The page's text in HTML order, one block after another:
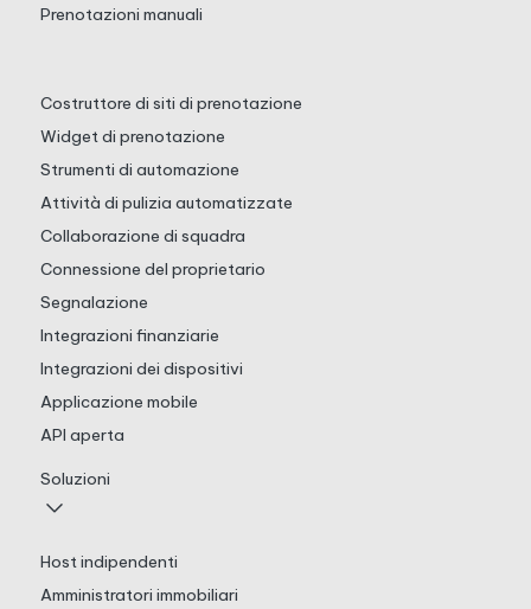
Prenotazioni manuali
Costruttore di siti di prenotazione
Widget di prenotazione
Strumenti di automazione
Attività di pulizia automatizzate
Collaborazione di squadra
Connessione del proprietario
Segnalazione
Integrazioni finanziarie
Integrazioni dei dispositivi
Applicazione mobile
API aperta
Soluzioni
Host indipendenti
Amministratori immobiliari